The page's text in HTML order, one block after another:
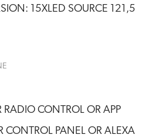
15XLED SOURCE 121,5
RADIO CONTROL OR APP
CONTROL PANEL OR ALEXA